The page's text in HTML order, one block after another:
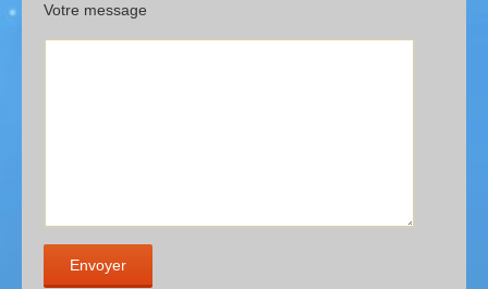
Votre message